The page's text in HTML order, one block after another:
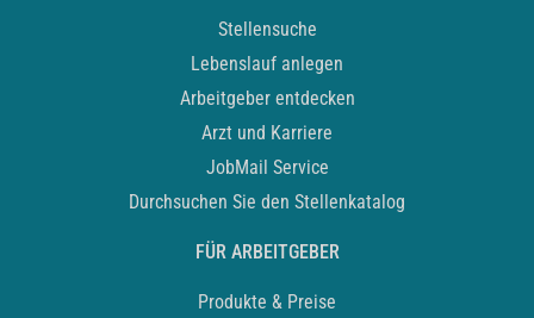
Stellensuche
Lebenslauf anlegen
Arbeitgeber entdecken
Arzt und Karriere
JobMail Service
Durchsuchen Sie den Stellenkatalog
FÜR ARBEITGEBER
Produkte & Preise